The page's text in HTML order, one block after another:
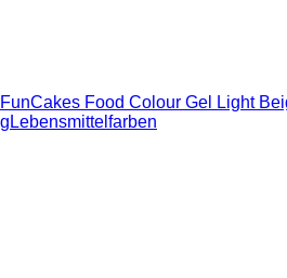
FunCakes Food Colour Gel Light
g Lebensmittelfarben